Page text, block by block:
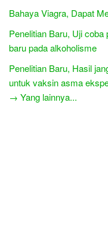
Bahaya Viagra, Dapat
Penelitian Baru, Uji
baru pada alkoholisme
Penelitian Baru, Hasil
untuk vaksin asma
→ Yang lainnya...